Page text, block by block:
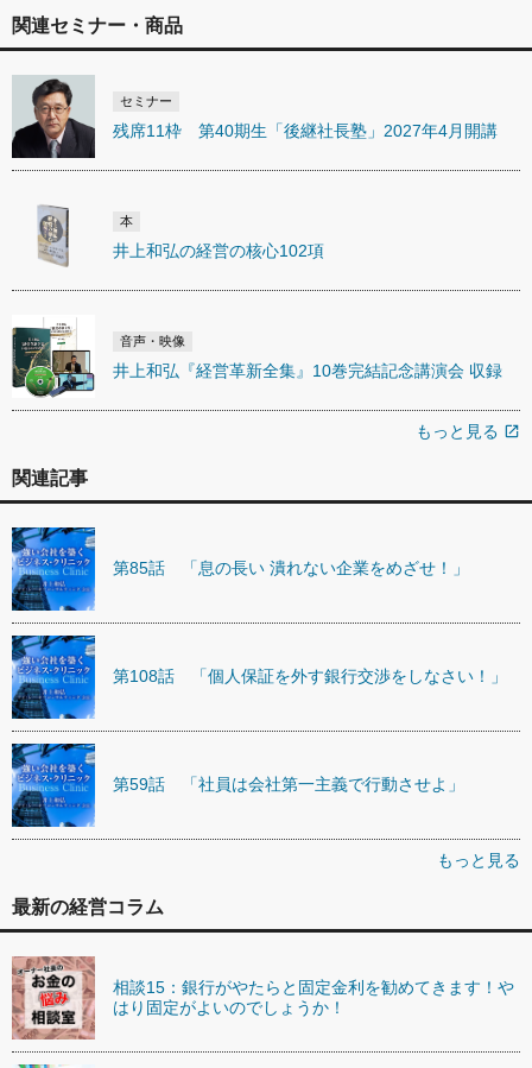
関連セミナー・商品
セミナー
残席11枠 第40期生「後継社長塾」2027年4月開講
本
井上和弘の経営の核心102項
音声・映像
井上和弘『経営革新全集』10巻完結記念講演会 収録
もっと見る open_in_new
関連記事
第85話 「息の長い 潰れない企業をめざせ！」
第108話 「個人保証を外す銀行交渉をしなさい！」
第59話 「社員は会社第一主義で行動させよ」
もっと見る
最新の経営コラム
相談15：銀行がやたらと固定金利を勧めてきます！や
はり固定がよいのでしょうか！